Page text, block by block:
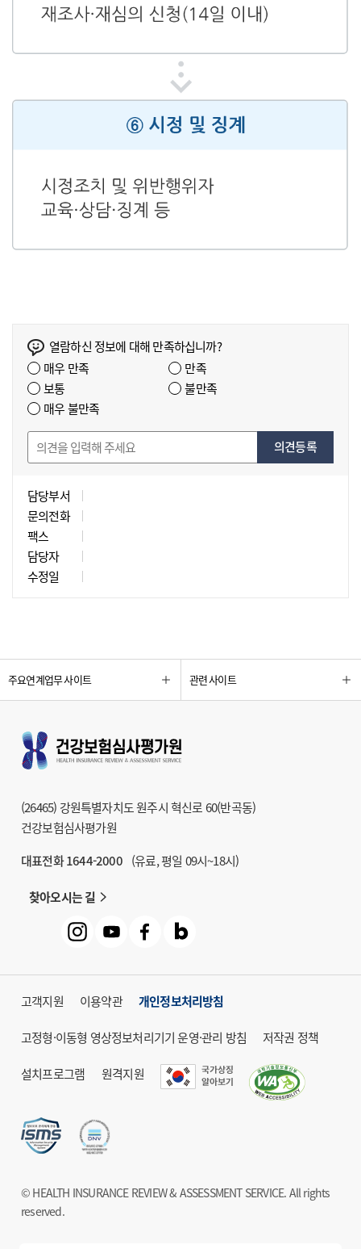
열람하신 정보에 대해 만족하십니까?
매우 만족
만족
보통
불만족
매우 불만족
의견등록
담당부서
문의전화
팩스
담당자
수정일
주요연계업무 사이트 관련 사이트
(26465) 강원특별자치도 원주시 혁신로 60(반곡동)
건강보험심사평가원
대표전화 1644-2000 (유료, 평일 09시~18시)
찾아오시는 길
고객지원 이용약관 개인정보처리방침
고정형·이동형 영상정보처리기기 운영·관리 방침 저작권 정책
설치프로그램 원격지원
© HEALTH INSURANCE REVIEW & ASSESSMENT SERVICE. All rights
reserved.